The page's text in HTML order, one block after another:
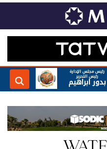
رئيس مجلس الإدارة
رئيس التحرير
بدور ابراهيم